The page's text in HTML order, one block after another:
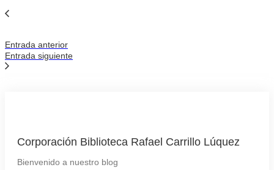
Entrada anterior
Entrada siguiente
Corporación Biblioteca Rafael Carrillo Lúquez
Bienvenido a nuestro blog